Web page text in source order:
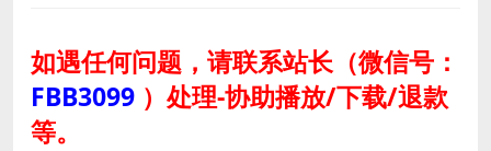
如遇任何问题，请联系站长（微信号：
FBB3099 ） 处理-协助播放/下载/退款
等。